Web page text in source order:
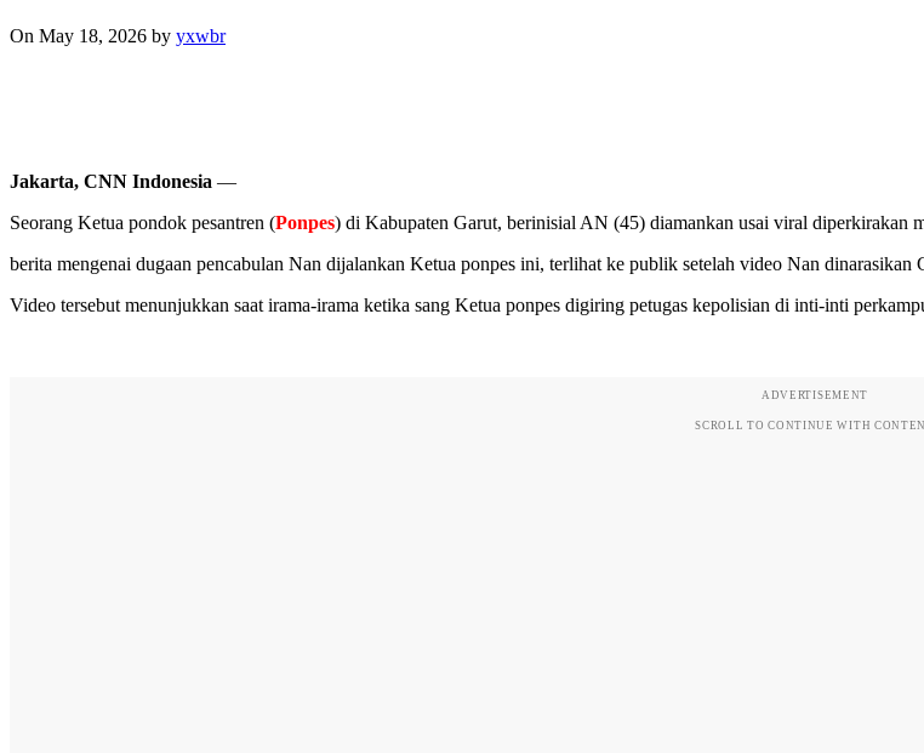
On May 18, 2026 by yxwbr
Jakarta, CNN Indonesia —
Seorang Ketua pondok pesantren (Ponpes) di Kabupaten Garut, berinisial AN (45) diamankan usai viral diperkirakan
berita mengenai dugaan pencabulan Nan dijalankan Ketua ponpes ini, terlihat ke publik setelah video Nan
Video tersebut menunjukkan saat irama-irama ketika sang Ketua ponpes digiring petugas kepolisian di inti-inti
ADVERTISEMENT
SCROLL TO CONTINUE WITH